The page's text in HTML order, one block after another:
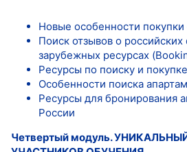
Новые особенности покупки
Поиск отзывов о российских
зарубежных ресурсах
Ресурсы по поиску и
Особенности поиска
Ресурсы для бронирования
России
Четвертый модуль.